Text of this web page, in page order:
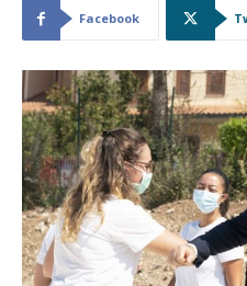
Facebook